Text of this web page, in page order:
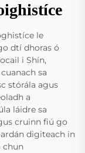
le
dtí dhoras ó
i Shín,
sa
stórála agus
a
láidre sa
cruinn fiú go
digiteach in
chun